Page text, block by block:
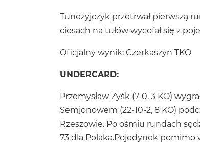
Tunezyjczyk przetrwał pierwszą
ciosach na tułów wycofał się z
Oficjalny wynik: Czerkaszyn TKO
UNDERCARD:
Przemysław Zyśk (7-0, 3 KO)
Semjonowem (22-10-2, 8 KO)
Rzeszowie. Po ośmiu rundach
73 dla Polaka.Pojedynek